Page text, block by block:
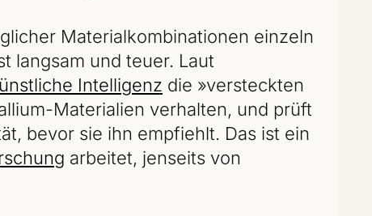
Materialkombinationen einzeln
langsam und teuer. Laut
Intelligenz die »versteckten
Materialien verhalten, und prüft
bevor sie ihn empfiehlt. Das ist ein
arbeitet, jenseits von